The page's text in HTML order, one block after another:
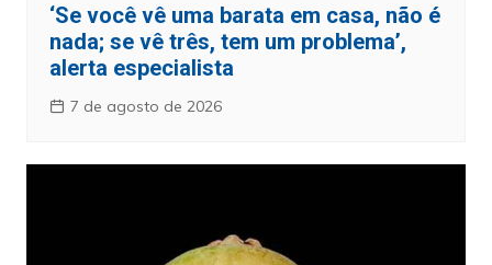
‘Se você vê uma barata em casa, não é
nada; se vê três, tem um problema’,
alerta especialista
7 de agosto de 2026